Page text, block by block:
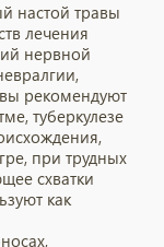
настой травы
лечения
нервной
рекомендуют
туберкулезе
при трудных
схватки
как